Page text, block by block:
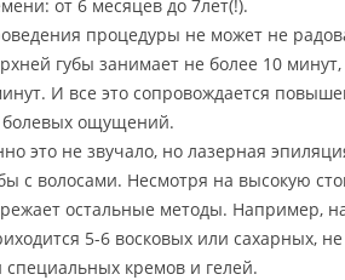
от 6 месяцев до 7лет(!).
процедуры не может не
губы занимает не более 10
И все это сопровождается
болевых ощущений.
это не звучало, но лазерная
с волосами. Несмотря на высокую
остальные методы. Например,
5-6 восковых или сахарных,
кремов и гелей.